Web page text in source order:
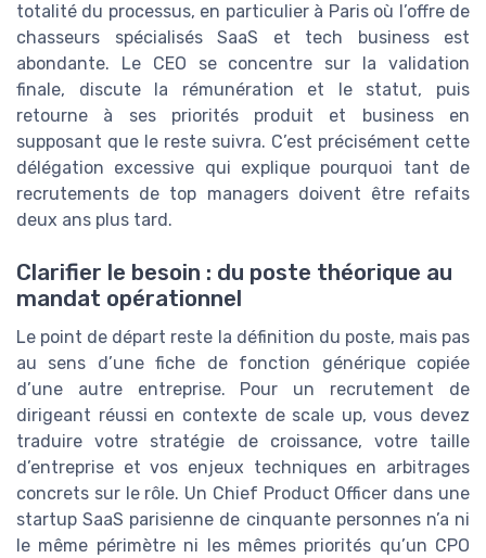
totalité du processus, en particulier à Paris où l’offre de
chasseurs spécialisés SaaS et tech business est
abondante. Le CEO se concentre sur la validation
finale, discute la rémunération et le statut, puis
retourne à ses priorités produit et business en
supposant que le reste suivra. C’est précisément cette
délégation excessive qui explique pourquoi tant de
recrutements de top managers doivent être refaits
deux ans plus tard.
Clarifier le besoin : du poste théorique au
mandat opérationnel
Le point de départ reste la définition du poste, mais pas
au sens d’une fiche de fonction générique copiée
d’une autre entreprise. Pour un recrutement de
dirigeant réussi en contexte de scale up, vous devez
traduire votre stratégie de croissance, votre taille
d’entreprise et vos enjeux techniques en arbitrages
concrets sur le rôle. Un Chief Product Officer dans une
startup SaaS parisienne de cinquante personnes n’a ni
le même périmètre ni les mêmes priorités qu’un CPO